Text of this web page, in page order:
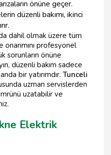
önüne geçer.
düzenli bakımı, ikinci
dahil olmak üzere tüm
onarımını profesyonel
sorunların önüne
düzenli bakım sadece
bir yatırımdır. Tunceli
uzman servislerden
uzatabilir ve
Elektrik